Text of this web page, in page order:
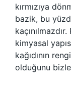
kırmızıya
bazik, bu
kimyasal
kağıdının
olduğunu